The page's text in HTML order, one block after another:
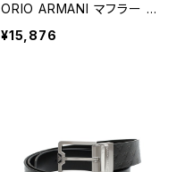
ORIO ARMANI マフラー 6
25303-2F363-00041 メ
ンズ グレー マフラー
¥15,876